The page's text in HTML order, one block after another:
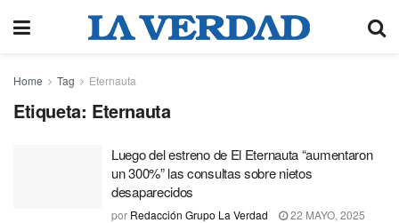
Home Tag Eternauta
Etiqueta: Eternauta
Luego del estreno de El Eternauta “aumentaron
un 300%” las consultas sobre nietos
desaparecidos
por Redacción Grupo La Verdad
22 MAYO, 2025